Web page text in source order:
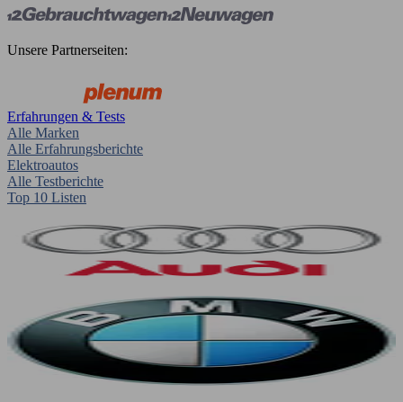
Unsere Partnerseiten:
Erfahrungen & Tests
Alle Marken
Alle Erfahrungsberichte
Elektroautos
Alle Testberichte
Top 10 Listen